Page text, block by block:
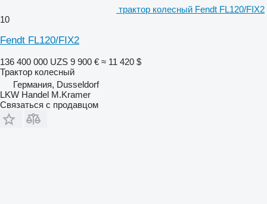
трактор колесный Fendt FL120/FIX2
10
Fendt FL120/FIX2
136 400 000 UZS 9 900 € ≈ 11 420 $
Трактор колесный
Германия, Dusseldorf
LKW Handel M.Kramer
Связаться с продавцом